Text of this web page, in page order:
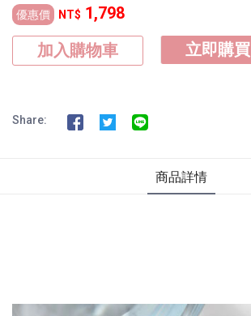
優惠價 NT$ 1,798
加入購物車
立即購買
Share:
商品詳情